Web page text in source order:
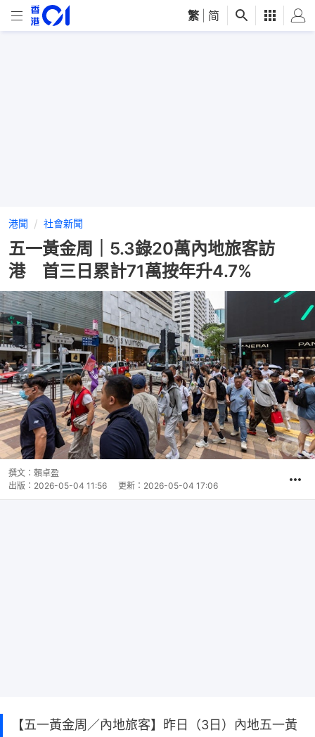
繁 简
港聞 社會新聞
五一黃金周｜5.3錄20萬內地旅客訪
港 首三日累計71萬按年升4.7%
撰文： 賴卓盈
出版： 2026-05-04 11:56 更新： 2026-05-04 17:06
【五一黃金周／內地旅客】昨日（3日）內地五一黃